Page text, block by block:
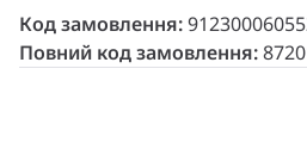
Код замовлення:
Повний код замовлення: